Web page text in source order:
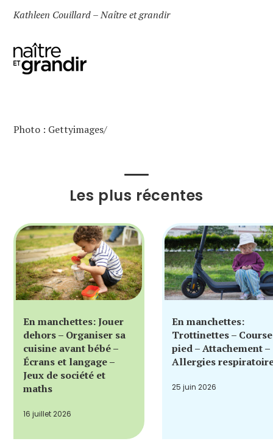
Kathleen Couillard – Naître et grandir
Photo : Gettyimages/
Les plus récentes
En manchettes: Jouer
dehors – Organiser sa
cuisine avant bébé –
Écrans et langage –
Jeux de société et
maths
16 juillet 2026
En manchettes:
Trottinettes –
pied – Attachement –
Allergies
25 juin 2026